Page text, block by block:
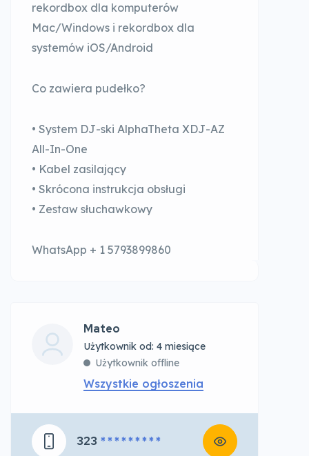
rekordbox dla komputerów
Mac/Windows i rekordbox dla
systemów iOS/Android
Co zawiera pudełko?
• System DJ-ski AlphaTheta XDJ-AZ
All-In-One
• Kabel zasilający
• Skrócona instrukcja obsługi
• Zestaw słuchawkowy
WhatsApp + 1 5793899860
Mateo
Użytkownik od: 4 miesiące
Użytkownik offline
Wszystkie ogłoszenia
323 * * * * * * * * *